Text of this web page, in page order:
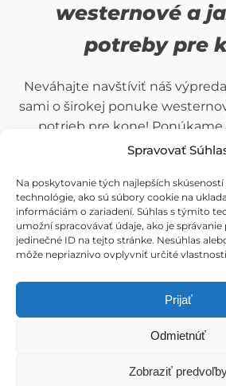
Spravovať
Na poskytovanie tých najlepších
technológie, ako sú súbory cookie na
informáciám o zariadení. Súhlas s týmito
umožní spracovávať údaje, ako je
jedinečné ID na tejto stránke. Nesúhlas
môže nepriaznivo ovplyvniť určité
Prijať
Odmietnúť
Zobraziť
westernové a
potreby pre
Neváhajte navštíviť náš
sami o širokej ponuke
potrieb pre kone! Ponúkame
ceny a veľké
Presvedčte sa